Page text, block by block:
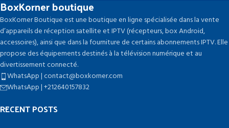
BoxKorner boutique
BoxKorner Boutique est une boutique en ligne spécialisée dans la vente
d’appareils de réception satellite et IPTV (récepteurs, box Android,
accessoires), ainsi que dans la fourniture de certains abonnements IPTV. Elle
propose des équipements destinés à la télévision numérique et au
divertissement connecté.
WhatsApp | contact@boxkorner.com
WhatsApp | +212640157832
RECENT POSTS